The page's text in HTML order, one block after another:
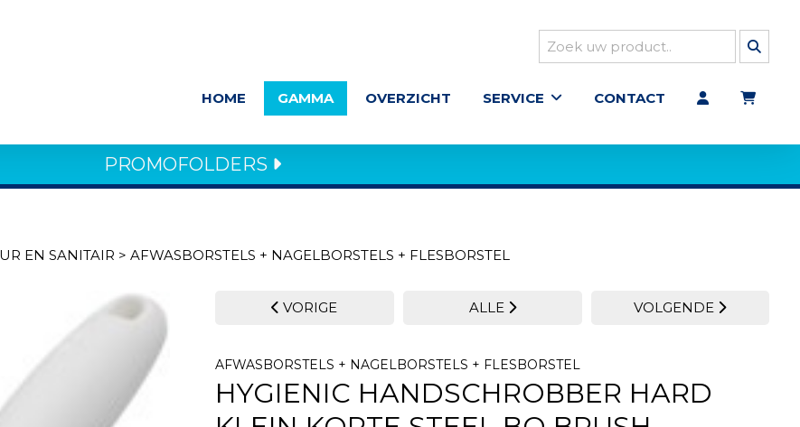
HOME GAMMA OVERZICHT SERVICE CONTACT
PROMOFOLDERS
EN SANITAIR > AFWASBORSTELS + NAGELBORSTELS + FLESBORSTEL
VORIGE ALLE VOLGENDE
AFWASBORSTELS + NAGELBORSTELS + FLESBORSTEL
HYGIENIC HANDSCHROBBER HARD